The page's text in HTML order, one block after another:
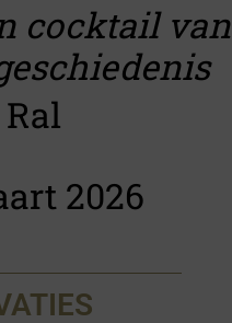
cocktail van
2026